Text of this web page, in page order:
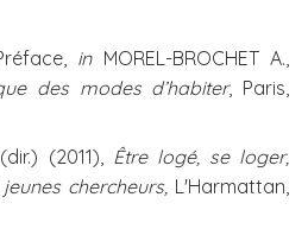
inMOREL-BROCHET A.,
des modes d’habiter, Paris,
(2011), Être logé, se loger,
chercheurs, L'Harmattan,